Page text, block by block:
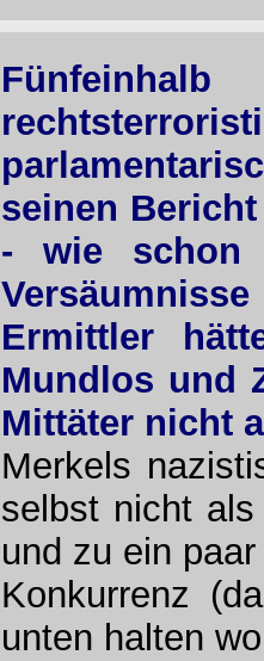
seinen
- wie schon
Ermittler
Mundlos und
Mittäter nicht
Merkels
selbst nicht
und zu ein
Konkurrenz
unten halten